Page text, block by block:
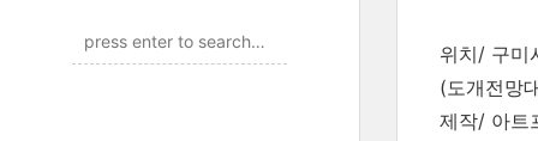
위치/ 구미
(도개전망
제작/ 아트